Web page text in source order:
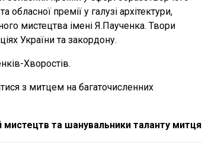
премії у галузі архітектури,
мистецтва імені Я.Паученка. Твори
України та закордону.
Хворостів.
з митцем на багаточисленних
мистецтв та шанувальники таланту митця